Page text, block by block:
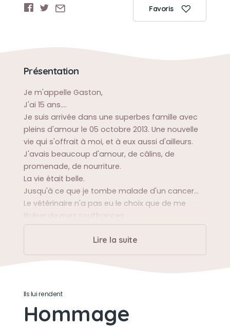
Favoris
Présentation
Je m'appelle Gaston,
J'ai 15 ans....
Je suis arrivée dans une superbes famille avec
pleins d'amour le 05 octobre 2013. Une nouvelle
vie qui s'offrait à moi, et à eux aussi d'ailleurs.
J'avais beaucoup d'amour, de câlins, de
promenade, de nourriture.
La vie était belle.
Jusqu'à ce que je tombe malade d'un cancer...
Le vétérinaire n'a pas eu le choix que de me
libérer de mes souffrances...
Je n'oublierais jamais ma famille.
Sa balade préférée
va se promener" il était comme un fou d'y aller
Son caractère
Lire la suite
Ils lui rendent
Hommage